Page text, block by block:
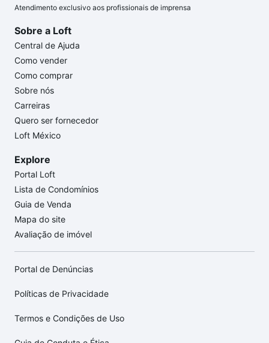
Atendimento exclusivo aos profissionais de imprensa
Sobre a Loft
Central de Ajuda
Como vender
Como comprar
Sobre nós
Carreiras
Quero ser fornecedor
Loft México
Explore
Portal Loft
Lista de Condomínios
Guia de Venda
Mapa do site
Avaliação de imóvel
Portal de Denúncias
Políticas de Privacidade
Termos e Condições de Uso